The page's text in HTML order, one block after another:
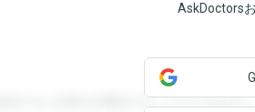
AskDoctors
録すると回答を閲覧することができま